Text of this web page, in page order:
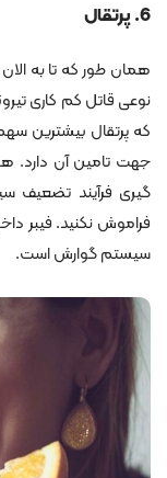
6. پرتقال
نوعی قاتل کم کاری
که پرتقال بیشترین
جهت تامین آن دارد.
گیری فرآیند تضعیف
فراموش نکنید. فیبر
سیستم گوارش است.